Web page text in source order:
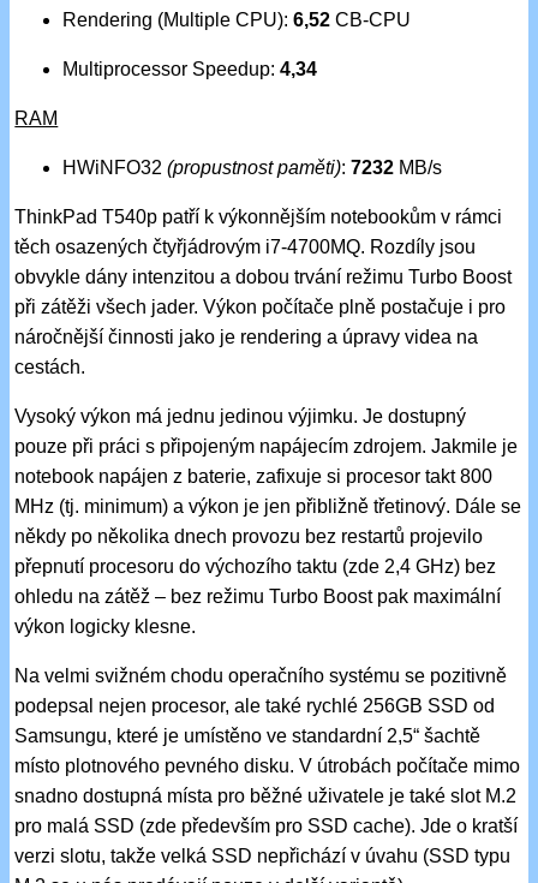
Rendering (Multiple CPU):6,52 CB-CPU
Multiprocessor Speedup:4,34
RAM
HWiNFO32(propustnost paměti):7232 MB/s
ThinkPad T540p patří k výkonnějším notebookům v rámci
těch osazených čtyřjádrovým i7-4700MQ. Rozdíly jsou
obvykle dány intenzitou a dobou trvání režimu Turbo Boost
při zátěži všech jader. Výkon počítače plně postačuje i pro
náročnější činnosti jako je rendering a úpravy videa na
cestách.
Vysoký výkon má jednu jedinou výjimku. Je dostupný
pouze při práci s připojeným napájecím zdrojem. Jakmile je
notebook napájen z baterie, zafixuje si procesor takt 800
MHz (tj. minimum) a výkon je jen přibližně třetinový. Dále se
někdy po několika dnech provozu bez restartů projevilo
přepnutí procesoru do výchozího taktu (zde 2,4 GHz) bez
ohledu na zátěž – bez režimu Turbo Boost pak maximální
výkon logicky klesne.
Na velmi svižném chodu operačního systému se pozitivně
podepsal nejen procesor, ale také rychlé 256GB SSD od
Samsungu, které je umístěno ve standardní 2,5“ šachtě
místo plotnového pevného disku. V útrobách počítače mimo
snadno dostupná místa pro běžné uživatele je také slot M.2
pro malá SSD (zde především pro SSD cache). Jde o kratší
verzi slotu, takže velká SSD nepřichází v úvahu (SSD typu